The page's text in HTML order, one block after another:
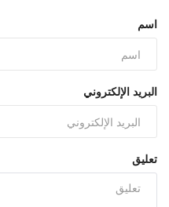
اسم
البريد الإلكتروني
تعليق